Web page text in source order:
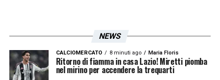
NEWS
CALCIOMERCATO 8 minuti ago Maria Floris
Ritorno di fiamma in casa Lazio! Miretti piomba
nel mirino per accendere la trequarti